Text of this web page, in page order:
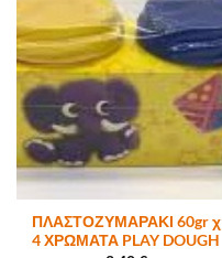
ΠΛΑΣΤΟΖΥΜΑΡΑΚΙ 60gr χ
4 ΧΡΩΜΑΤΑ PLAY DOUGH